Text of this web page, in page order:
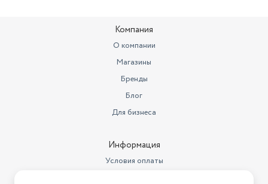
Компания
О компании
Магазины
Бренды
Блог
Для бизнеса
Информация
Условия оплаты